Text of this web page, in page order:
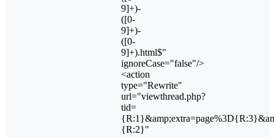
9]+)-
([0-
9]+)-
([0-
9]+).html$"
ignoreCase="false"/>
<action
type="Rewrite"
url="viewthread.php?
tid=
{R:2}"